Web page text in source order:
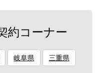
約コーナー
岐阜県 三重県